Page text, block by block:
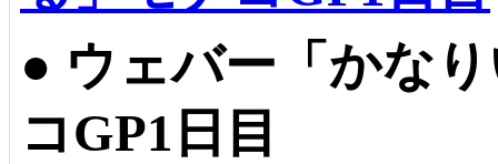
● ウェバー「かな
コGP1日目